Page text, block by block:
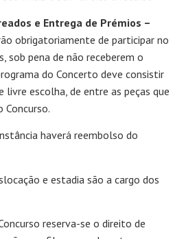
e Entrega de Prémios –
obrigatoriamente de participar no
sob pena de não receberem o
do Concerto deve consistir
livre escolha, de entre as peças que
Concurso.
haverá reembolso do
e estadia são a cargo dos
reserva-se o direito de